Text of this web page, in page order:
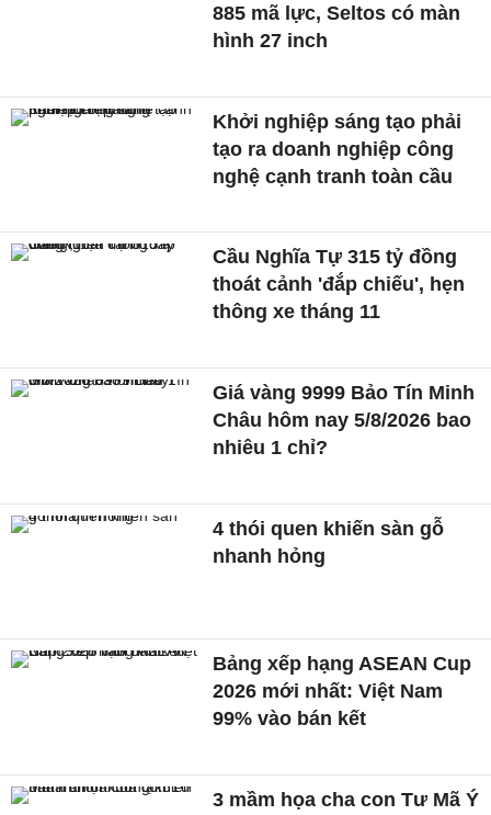
885 mã lực, Seltos có màn
hình 27 inch
Khởi nghiệp sáng tạo phải
tạo ra doanh nghiệp công
nghệ cạnh tranh toàn cầu
Cầu Nghĩa Tự 315 tỷ đồng
thoát cảnh 'đắp chiếu', hẹn
thông xe tháng 11
Giá vàng 9999 Bảo Tín Minh
Châu hôm nay 5/8/2026 bao
nhiêu 1 chỉ?
4 thói quen khiến sàn gỗ
nhanh hỏng
Bảng xếp hạng ASEAN Cup
2026 mới nhất: Việt Nam
99% vào bán kết
3 mầm họa cha con Tư Mã Ý